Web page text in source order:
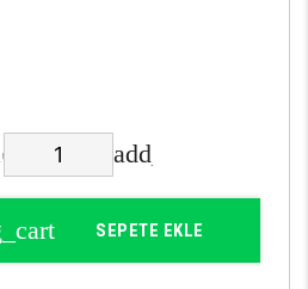
SEPETE EKLE